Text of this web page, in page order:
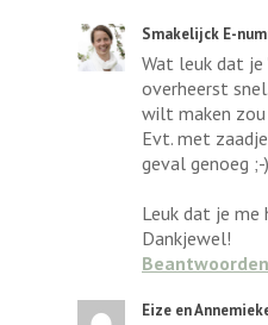
Smakelijck E-
Wat leuk dat
overheerst
wilt maken zou
Evt. met
geval genoeg ;-)
Leuk dat je me
Dankjewel!
Beantwoorden
Eize en